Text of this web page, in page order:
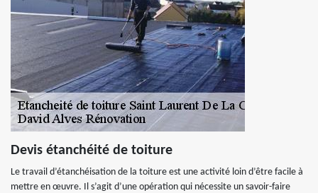
Devis étanchéité de toiture
Le travail d’étanchéisation de la toiture est une activité loin d’être facile à
mettre en œuvre. Il s’agit d’une opération qui nécessite un savoir-faire